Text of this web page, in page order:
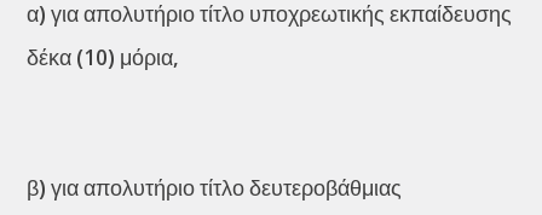
α) για απολυτήριο τίτλο υποχρεωτικής εκπαίδευσης
δέκα (10) μόρια,
β) για απολυτήριο τίτλο δευτεροβάθμιας